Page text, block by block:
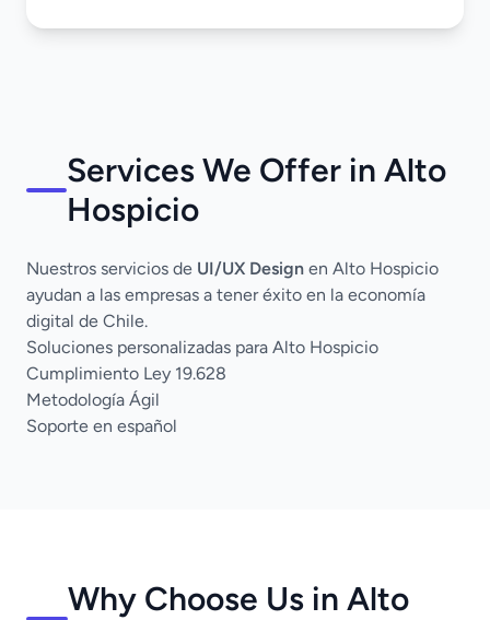
Services We Offer in Alto
Hospicio
Nuestros servicios de UI/UX Design en Alto Hospicio
ayudan a las empresas a tener éxito en la economía
digital de Chile.
Soluciones personalizadas para Alto Hospicio
Cumplimiento Ley 19.628
Metodología Ágil
Soporte en español
Why Choose Us in Alto